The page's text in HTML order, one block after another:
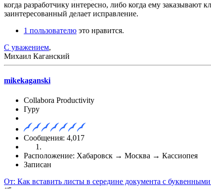
когда разработчику интересно, либо когда ему
заинтересованный делает исправление.
1 пользователю это нравится.
С уважением,
Михаил Каганский
mikekaganski
Collabora Productivity
Гуру
Сообщения: 4,017
Расположение: Хабаровск → Москва → Кассиопея
Записан
От: Как вставить листы в середине документа с